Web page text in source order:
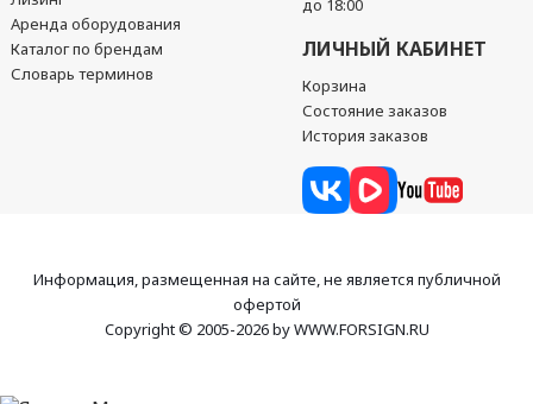
Аренда оборудования
Каталог по брендам
Словарь терминов
до 18:00
ЛИЧНЫЙ КАБИНЕТ
Корзина
Состояние заказов
История заказов
Информация, размещенная на сайте, не является публичной
офертой
Copyright © 2005-2026 by WWW.FORSIGN.RU